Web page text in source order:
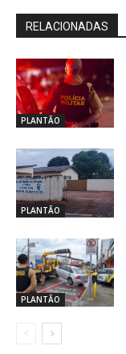
RELACIONADAS
PLANTÃO
PLANTÃO
PLANTÃO